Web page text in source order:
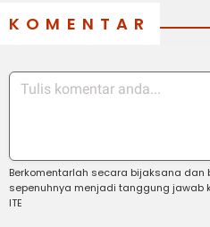
KOMENTAR
Berkomentarlah secara bijaksana dan
sepenuhnya menjadi tanggung jawab
ITE